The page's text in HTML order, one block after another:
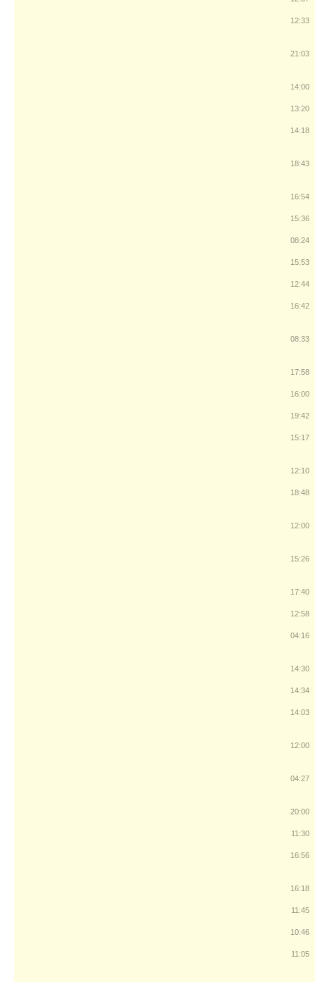
12:33
21:03
14:00
13:20
14:18
18:43
16:54
15:36
08:24
15:53
12:44
16:42
08:33
17:58
16:00
19:42
15:17
12:10
18:48
12:00
15:26
17:40
12:58
04:16
14:30
14:34
14:03
12:00
04:27
20:00
11:30
16:56
16:18
11:45
10:46
11:05